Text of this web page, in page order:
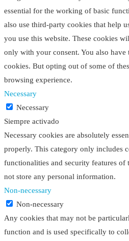
essential for the working of basic
also use third-party cookies that help
you use this website. These cookies
only with your consent. You also
cookies. But opting out of some of
browsing experience.
Necessary
Necessary
Siempre activado
Necessary cookies are absolutely
properly. This category only includes
functionalities and security features of
not store any personal information.
Non-necessary
Non-necessary
Any cookies that may not be
function and is used specifically to